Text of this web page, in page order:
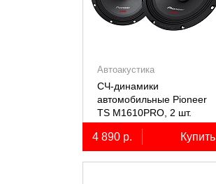
Автоакустика
СЧ-динамики
автомобильные Pioneer
TS M1610PRO, 2 шт.
4 890 р. Купить